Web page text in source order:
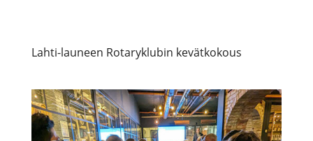
Lahti-launeen Rotaryklubin kevätkokous